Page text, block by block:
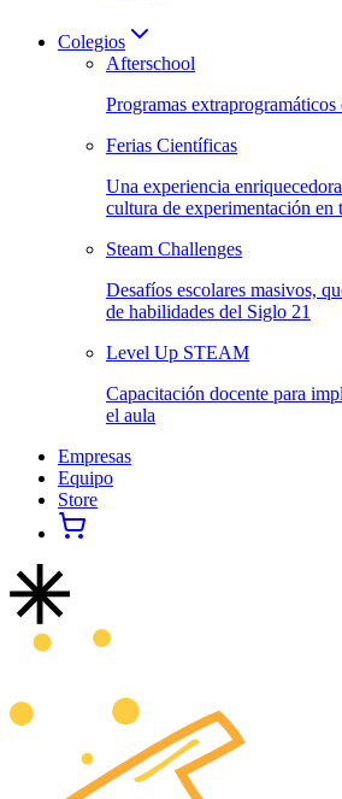
Colegios
Afterschool
Programas extraprogramáticos
Ferias Científicas
Una experiencia
cultura de experimentación en
Steam Challenges
Desafíos escolares masivos,
de habilidades del Siglo 21
Level Up STEAM
Capacitación docente para
el aula
Empresas
Equipo
Store